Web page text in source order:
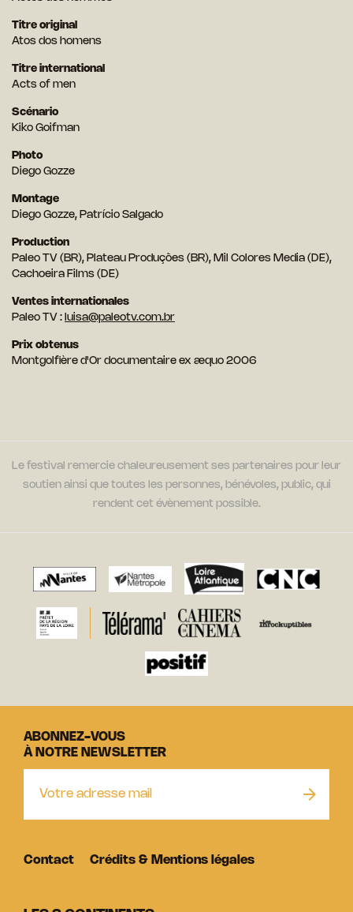
Titre original
Atos dos homens
Titre international
Acts of men
Scénario
Kiko Goifman
Photo
Diego Gozze
Montage
Diego Gozze, Patrício Salgado
Production
Paleo TV (BR), Plateau Produções (BR), Mil Colores Media (DE),
Cachoeira Films (DE)
Ventes internationales
Paleo TV : luisa@paleotv.com.br
Prix obtenus
Montgolfière d'Or documentaire ex æquo 2006
Le festival remercie chaleureusement ses partenaires pour leur
soutien ainsi que toutes les personnes, bénévoles, public, qui
rendent cet évènement possible.
ABONNEZ-VOUS
À NOTRE NEWSLETTER
Contact Crédits & Mentions légales